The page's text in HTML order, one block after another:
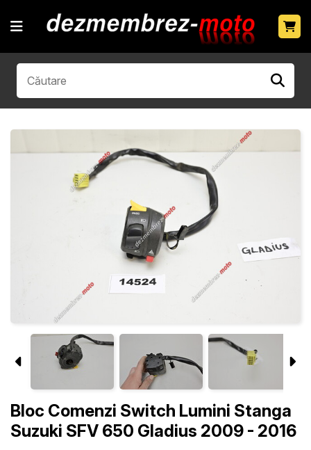
Bloc Comenzi Switch Lumini Stanga
Suzuki SFV 650 Gladius 2009 - 2016